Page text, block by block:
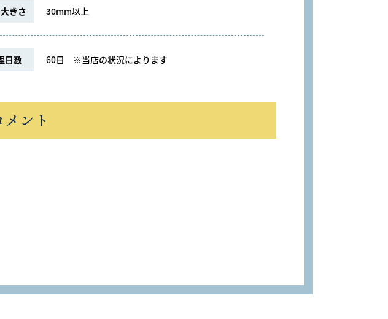
きさ 30mm以上
日数 60日 ※当店の状況によります
ント